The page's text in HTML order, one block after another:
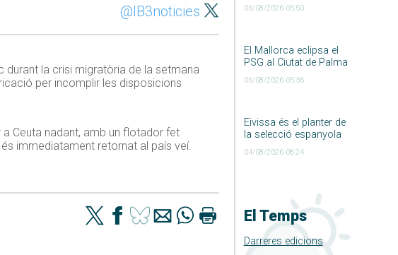
06/08/2026 05:50
El Mallorca eclipsa el
PSG al Ciutat de Palma
06/08/2026 05:36
Eivissa és el planter de
la selecció espanyola
04/08/2026 08:24
El Temps
Darreres edicions
@IB3noticies
durant la crisi migratòria de la setmana
per incomplir les disposicions
a Ceuta nadant, amb un flotador fet
immediatament retornat al país veí.